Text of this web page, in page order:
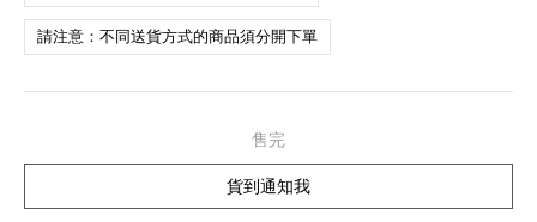
請注意：不同送貨方式的商品須分開下單
售完
貨到通知我